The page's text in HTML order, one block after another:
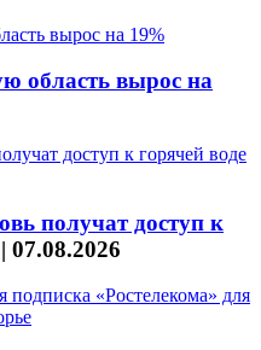
область вырос на
получат доступ к
| 07.08.2026